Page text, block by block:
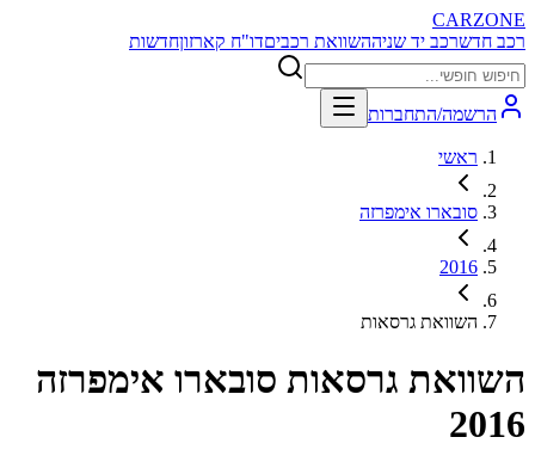
CARZONE
רכב חדשרכב יד שניההשוואת רכביםדו"ח קארזוןחדשות
הרשמה/התחברות
ראשי
סובארו אימפרזה
2016
השוואת גרסאות
השוואת גרסאות סובארו אימפרזה
2016